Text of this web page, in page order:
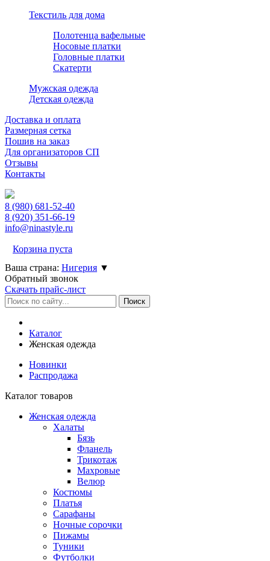
Текстиль для дома
Полотенца вафельные
Носовые платки
Головные платки
Скатерти
Мужская одежда
Детская одежда
Доставка и оплата
Размерная сетка
Пошив на заказ
Для организаторов СП
Отзывы
Контакты
8 (980) 681-52-40
8 (920) 351-66-19
info@ninastyle.ru
Корзина пуста
Ваша страна: Нигерия ▼
Обратный звонок
Скачать прайс-лист
Каталог
Женская одежда
Новинки
Распродажа
Каталог товаров
Женская одежда
Халаты
Бязь
Фланель
Трикотаж
Махровые
Велюр
Костюмы
Платья
Сарафаны
Ночные сорочки
Пижамы
Туники
Футболки